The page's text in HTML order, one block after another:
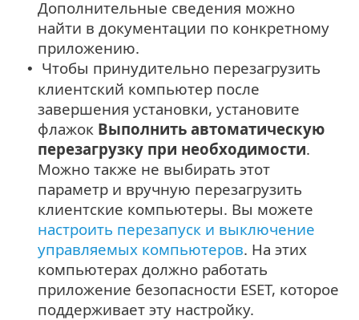
Дополнительные сведения можно
найти в документации по конкретному
приложению.
•
Чтобы принудительно перезагрузить
клиентский компьютер после
завершения установки, установите
флажок Выполнить автоматическую
перезагрузку при необходимости.
Можно также не выбирать этот
параметр и вручную перезагрузить
клиентские компьютеры. Вы можете
настроить перезапуск и выключение
управляемых компьютеров. На этих
компьютерах должно работать
приложение безопасности ESET, которое
поддерживает эту настройку.